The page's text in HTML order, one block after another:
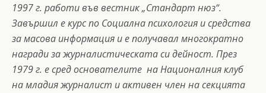
1997 г. работи във вестник „Стандарт нюз“.
Завършил е курс по Социална психология и средства
за масова информация и е получавал многократно
награди за журналистическата си дейност. През
1979 г. е сред основателите на Националния клуб
на младия журналист и активен член на секцията